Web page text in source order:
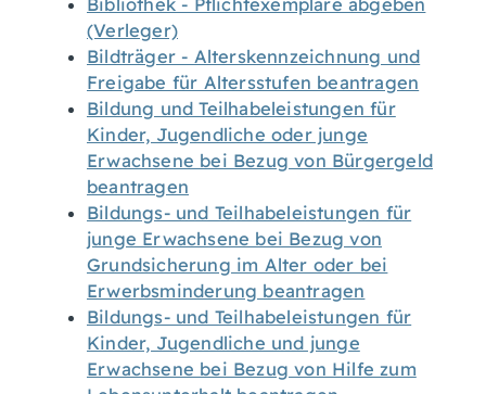
Bibliothek - Pflichtexemplare abgeben
(Verleger)
Bildträger - Alterskennzeichnung und
Freigabe für Altersstufen beantragen
Bildung und Teilhabeleistungen für
Kinder, Jugendliche oder junge
Erwachsene bei Bezug von Bürgergeld
beantragen
Bildungs- und Teilhabeleistungen für
junge Erwachsene bei Bezug von
Grundsicherung im Alter oder bei
Erwerbsminderung beantragen
Bildungs- und Teilhabeleistungen für
Kinder, Jugendliche und junge
Erwachsene bei Bezug von Hilfe zum